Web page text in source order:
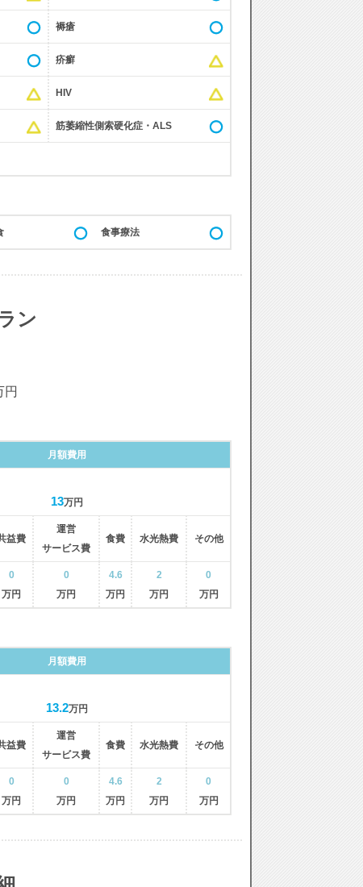
褥瘡
疥癬
HIV
筋萎縮性側索硬化症・ALS
食事療法
ン
円
月額費用
13万円
益費
運営
サービス費
食費 水光熱費 その他
0
万円
0
万円
4.6
万円
2
万円
0
万円
月額費用
13.2万円
益費
運営
サービス費
食費 水光熱費 その他
0
万円
0
万円
4.6
万円
2
万円
0
万円